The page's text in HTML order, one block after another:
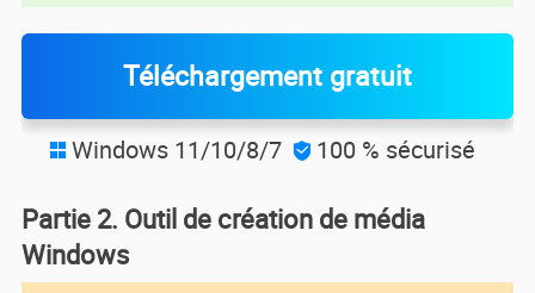
Téléchargement gratuit
 Windows 11/10/8/7  100 % sécurisé
Partie 2. Outil de création de média
Windows